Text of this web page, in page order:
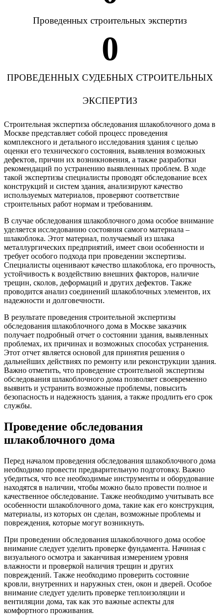
Проведенных строительных экспертиз
0
ПРОВЕДЕННЫХ СУДЕБНЫХ СТРОИТЕЛЬНЫХ
ЭКСПЕРТИЗ
Строительная экспертиза обследования шлакоблочного дома в
Москве представляет собой процесс проведения
комплексного и детального исследования здания с целью
оценки его технического состояния, выявления возможных
дефектов, причин их возникновения, а также разработки
рекомендаций по устранению выявленных проблем. В ходе
такой экспертизы специалисты проводят обследование всех
конструкций и систем здания, анализируют качество
используемых материалов, проверяют соответствие
строительных работ нормам и требованиям.
В случае обследования шлакоблочного дома особое внимание
уделяется исследованию состояния самого материала –
шлакоблока. Этот материал, получаемый из шлака
металлургических предприятий, имеет свои особенности и
требует особого подхода при проведении экспертизы.
Специалисты оценивают качество шлакоблока, его прочность,
устойчивость к воздействию внешних факторов, наличие
трещин, сколов, деформаций и других дефектов. Также
проводится анализ соединений шлакоблочных элементов, их
надежности и долговечности.
В результате проведения строительной экспертизы
обследования шлакоблочного дома в Москве заказчик
получает подробный отчет о состоянии здания, выявленных
проблемах, их причинах и возможных способах устранения.
Этот отчет является основой для принятия решения о
дальнейших действиях по ремонту или реконструкции здания.
Важно отметить, что проведение строительной экспертизы
обследования шлакоблочного дома позволяет своевременно
выявить и устранить возможные проблемы, повысить
безопасность и надежность здания, а также продлить его срок
службы.
Проведение обследования
шлакоблочного дома
Перед началом проведения обследования шлакоблочного дома
необходимо провести предварительную подготовку. Важно
убедиться, что все необходимые инструменты и оборудование
находятся в наличии, чтобы можно было провести полное и
качественное обследование. Также необходимо учитывать все
особенности шлакоблочного дома, такие как его конструкция,
материалы, из которых он сделан, возможные проблемы и
повреждения, которые могут возникнуть.
При проведении обследования шлакоблочного дома особое
внимание следует уделить проверке фундамента. Начиная с
визуального осмотра и заканчивая измерением уровня
влажности и проверкой наличия трещин и других
повреждений. Также необходимо проверить состояние
кровли, внутренних и наружных стен, окон и дверей. Особое
внимание следует уделить проверке теплоизоляции и
вентиляции дома, так как это важные аспекты для
комфортного проживания.